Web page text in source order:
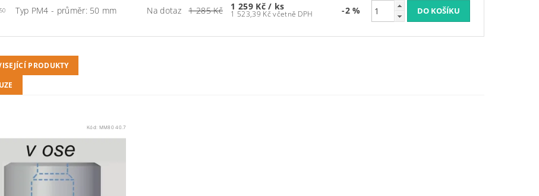
Typ PM4 - průměr: 50 mm Na dotaz 1 285 Kč 1 259 Kč/ ks
1 523,39 Kč včetně DPH -2 %
PRODUKTY
Kód: MM80 40.7